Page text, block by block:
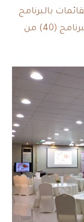
بالبرنامج
وسحب على جوائز للمشاركات واستفاد من البرنامج (40) من